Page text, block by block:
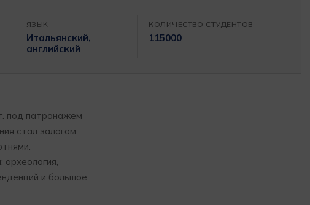
ЯЗЫК
Итальянский,
английский
КОЛИЧЕСТВО СТУДЕНТОВ
115000
под патронажем
стал залогом
и большое